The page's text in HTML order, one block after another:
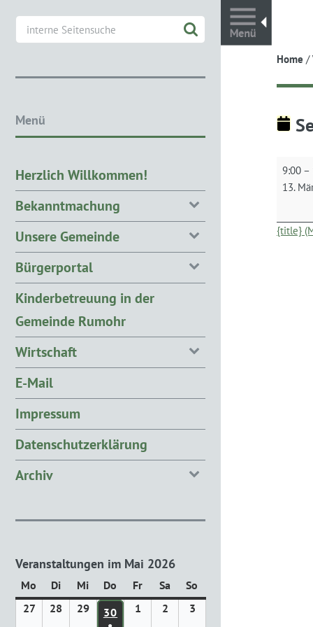
Home /
9:00 –
13.
{title}
Menü
Herzlich Willkommen!
Bekanntmachung
Unsere Gemeinde
Bürgerportal
Kinderbetreuung in der
Gemeinde Rumohr
Wirtschaft
E-Mail
Impressum
Datenschutzerklärung
Archiv
Veranstaltungen im Mai 2026
Mo Montag
DiDienstag
Mi Mittwoch
Do Donnerstag
FrFreitag
Sa Samstag
So
2727. 28 29 29.30 30. APRIL 2026
1 2 3